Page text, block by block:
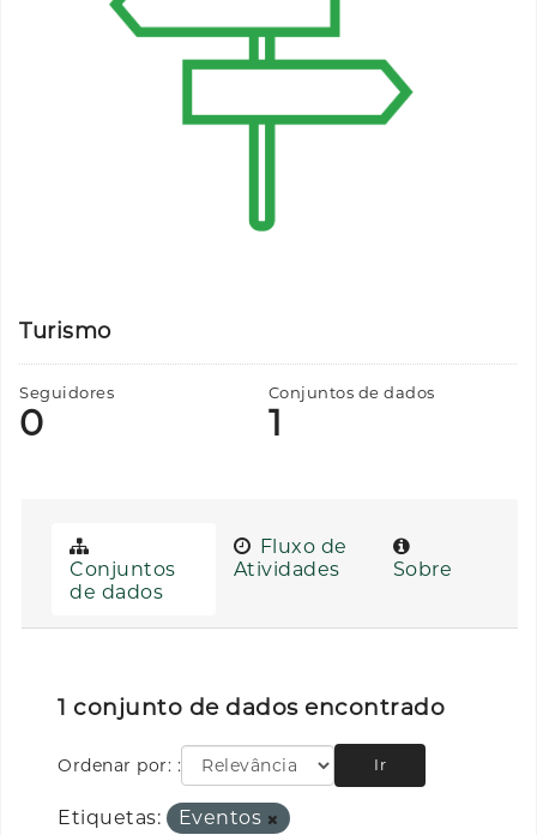
Turismo
Seguidores
0
Conjuntos de dados
1
Conjuntos
de dados
Fluxo de
Atividades
Sobre
1 conjunto de dados encontrado
Ordenar por: Ir
Etiquetas: Eventos